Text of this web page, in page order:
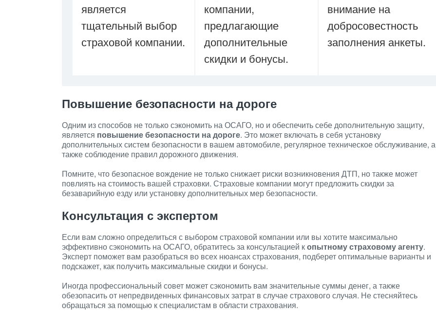
является
тщательный выбор
страховой компании.
компании,
предлагающие
дополнительные
скидки и бонусы.
внимание на
добросовестность
заполнения анкеты.
Повышение безопасности на дороге
Одним из способов не только сэкономить на ОСАГО, но и обеспечить себе дополнительную защиту,
является повышение безопасности на дороге. Это может включать в себя установку
дополнительных систем безопасности в вашем автомобиле, регулярное техническое обслуживание, а
также соблюдение правил дорожного движения.
Помните, что безопасное вождение не только снижает риски возникновения ДТП, но также может
повлиять на стоимость вашей страховки. Страховые компании могут предложить скидки за
безаварийную езду или установку дополнительных мер безопасности.
Консультация с экспертом
Если вам сложно определиться с выбором страховой компании или вы хотите максимально
эффективно сэкономить на ОСАГО, обратитесь за консультацией копытному страховому агенту.
Эксперт поможет вам разобраться во всех нюансах страхования, подберет оптимальные варианты и
подскажет, как получить максимальные скидки и бонусы.
Иногда профессиональный совет может сэкономить вам значительные суммы денег, а также
обезопасить от непредвиденных финансовых затрат в случае страхового случая. Не стесняйтесь
обращаться за помощью к специалистам в области страхования.